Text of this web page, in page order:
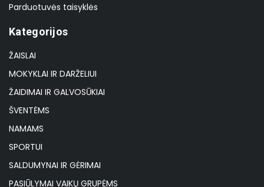
Parduotuvės taisyklės
Kategorijos
ŽAISLAI
MOKYKLAI IR DARŽELIUI
ŽAIDIMAI IR GALVOSŪKIAI
ŠVENTĖMS
NAMAMS
SPORTUI
SALDUMYNAI IR GĖRIMAI
PASIŪLYMAI VAIKŲ GRUPĖMS